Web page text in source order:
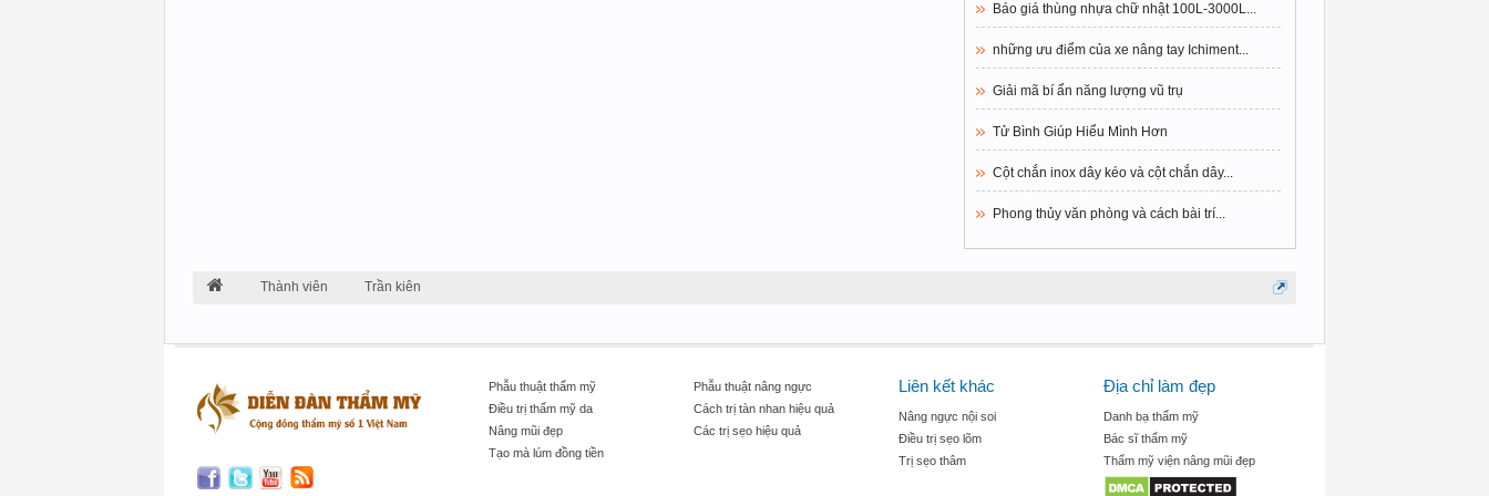
Báo giá thùng nhựa chữ nhật 100L-3000L...
những ưu điểm của xe nâng tay Ichiment...
Giải mã bí ẩn năng lượng vũ trụ
Tử Bình Giúp Hiểu Mình Hơn
Cột chắn inox dây kéo và cột chắn dây...
Phong thủy văn phòng và cách bài trí...
Thành viên Trần kiên
Phẫu thuật thẩm mỹ
Điều trị thẩm mỹ da
Nâng mũi đẹp
Tạo mà lúm đồng tiền
Phẫu thuật nâng ngực
Cách trị tàn nhan hiệu quả
Các trị sẹo hiệu quả
Liên kết khác
Nâng ngực nội soi
Điều trị sẹo lõm
Trị sẹo thâm
Địa chỉ làm đẹp
Danh bạ thẩm mỹ
Bác sĩ thẩm mỹ
Thẩm mỹ viện nâng mũi đẹp